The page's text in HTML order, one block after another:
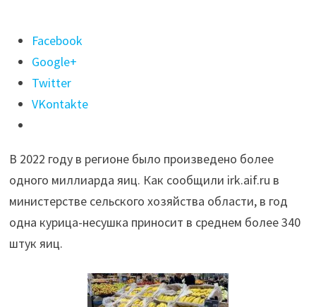
Поделиться
"Более
миллиард
яиц
произвели
Иркутской
области
в
прошлом
году"
Facebook
Google+
Twitter
VKontakte
В 2022 году в регионе было произведено более
одного миллиарда яиц. Как сообщили irk.aif.ru в
министерстве сельского хозяйства области, в год
одна курица-несушка приносит в среднем более 340
штук яиц.